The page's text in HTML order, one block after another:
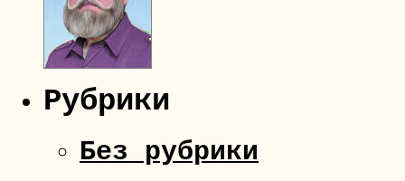
Рубрики
Без рубрики